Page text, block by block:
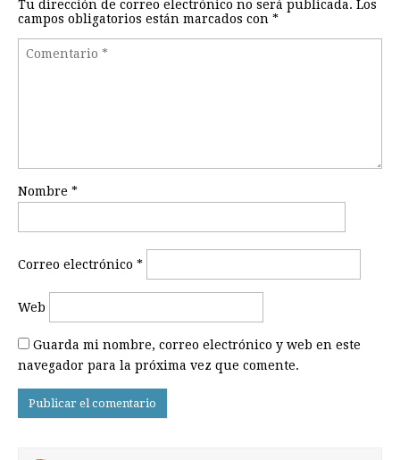
Tu dirección de correo electrónico no será publicada. Los
campos obligatorios están marcados con *
Nombre *
Correo electrónico *
Web
Guarda mi nombre, correo electrónico y web en este
navegador para la próxima vez que comente.